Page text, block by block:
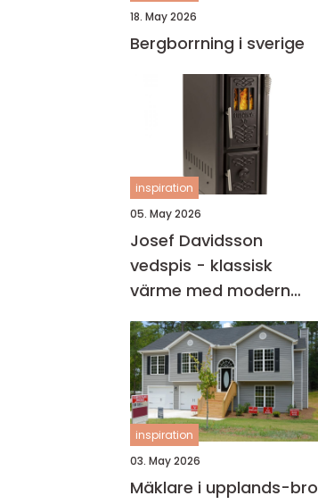
18. May 2026
Bergborrning i sverige
inspiration
05. May 2026
Josef Davidsson
vedspis - klassisk
värme med modern
funktion
inspiration
03. May 2026
Mäklare i upplands-bro